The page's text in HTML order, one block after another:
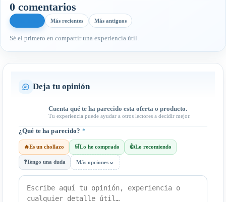
0 comentarios
Más recientes Más antiguos
Sé el primero en compartir una experiencia útil.
Deja tu opinión
Cuenta qué te ha parecido esta oferta o producto.
Tu experiencia puede ayudar a otros lectores a decidir mejor.
¿Qué te ha parecido? *
🔥Es un chollazo 🛒Lo he comprado 👍Lo recomiendo
❓Tengo una duda Más opciones ⌄